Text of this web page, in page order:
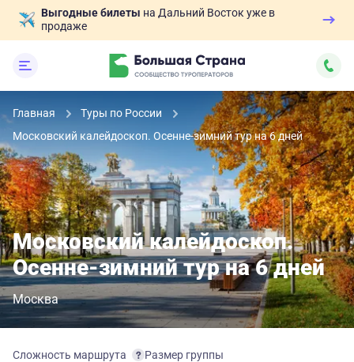
Выгодные билеты на Дальний Восток уже в
продаже
Главная
Туры по России
Московский калейдоскоп. Осенне-зимний тур на 6 дней
Московский калейдоскоп.
Осенне-зимний тур на 6 дней
Москва
Сложность маршрута Размер группы